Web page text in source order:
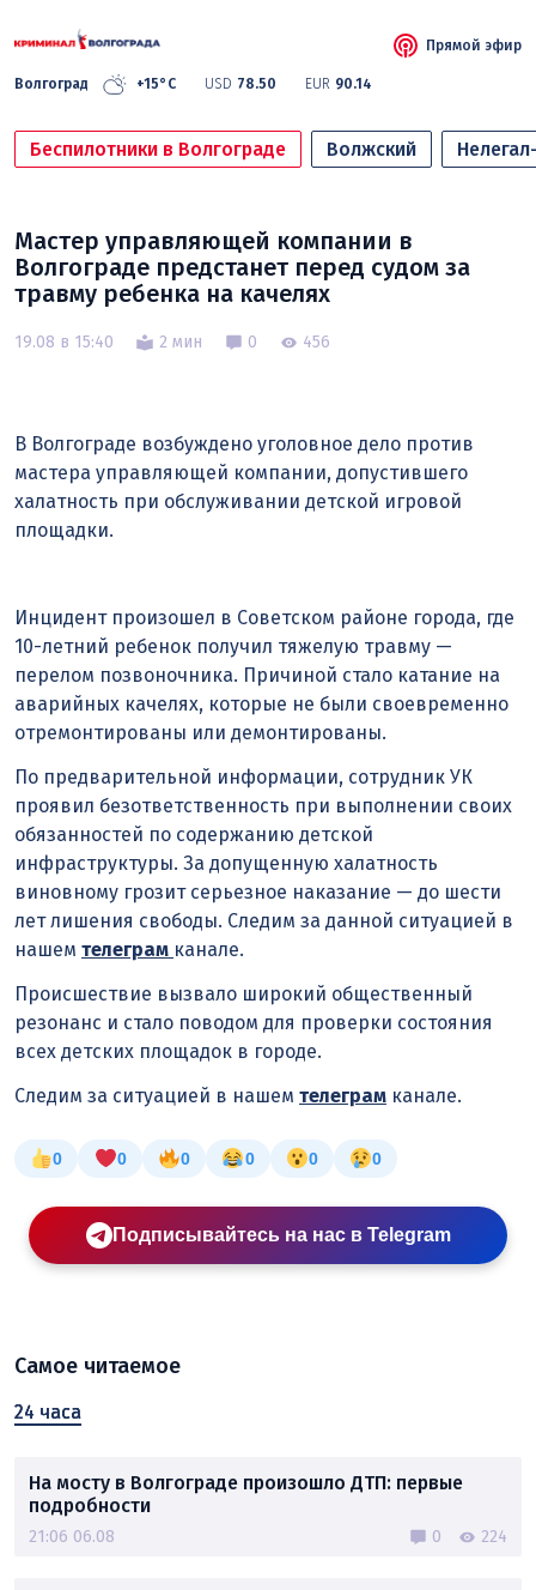
Волгоград +15°C USD 78.50 EUR 90.14
Прямой эфир
Беспилотники в Волгограде Волжский
Мастер управляющей компании в
Волгограде предстанет перед судом за
травму ребенка на качелях
19.08 в 15:40 2 мин 0 456
В Волгограде возбуждено уголовное дело против
мастера управляющей компании, допустившего
халатность при обслуживании детской игровой
площадки.
Инцидент произошел в Советском районе города, где
10-летний ребенок получил тяжелую травму —
перелом позвоночника. Причиной стало катание на
аварийных качелях, которые не были своевременно
отремонтированы или демонтированы.
По предварительной информации, сотрудник УК
проявил безответственность при выполнении своих
обязанностей по содержанию детской
инфраструктуры. За допущенную халатность
виновному грозит серьезное наказание — до шести
лет лишения свободы. Следим за данной ситуацией в
нашем телеграм канале.
Происшествие вызвало широкий общественный
резонанс и стало поводом для проверки состояния
всех детских площадок в городе.
Следим за ситуацией в нашем телеграм канале.
0 0 0 0 0 0
Подписывайтесь на нас в Telegram
Самое читаемое
24 часа
На мосту в Волгограде произошло ДТП: первые
подробности
21:06 06.08 0 224